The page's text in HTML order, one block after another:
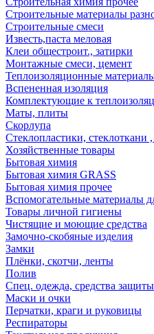
Строительные материалы
Строительные смеси
Известь,паста меловая
Клеи общестроит., затирки
Монтажные смеси, цемент
Теплоизоляционные
Вспененная изоляция
Комплектующие к
Маты, плиты
Скорлупа
Стеклопластики,
Хозяйственные товары
Бытовая химия
Бытовая химия GRASS
Бытовая химия прочее
Вспомогательные материалы
Товары личной гигиены
Чистящие и моющие средства
Замочно-скобяные изделия
Замки
Плёнки, скотчи, ленты
Полив
Спец. одежда, средства защиты
Маски и очки
Перчатки, краги и руковицы
Респираторы